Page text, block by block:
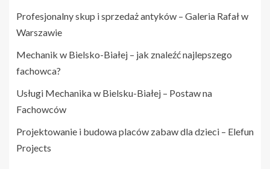
Profesjonalny skup i sprzedaż antyków – Galeria Rafał w
Warszawie
Mechanik w Bielsko-Białej – jak znaleźć najlepszego
fachowca?
Usługi Mechanika w Bielsku-Białej – Postaw na
Fachowców
Projektowanie i budowa placów zabaw dla dzieci – Elefun
Projects